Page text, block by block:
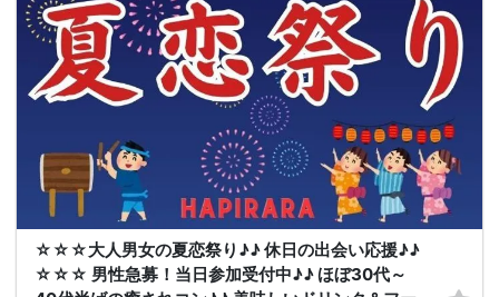
☆☆☆大人男女の夏恋祭り♪♪ 休日の出会い応援♪♪
☆☆☆ 男性急募！当日参加受付中♪♪ ほぼ30代～